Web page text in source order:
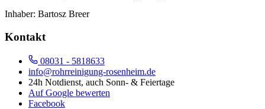
Inhaber: Bartosz Breer
Kontakt
08031 - 5818633
info@rohrreinigung-rosenheim.de
24h Notdienst, auch Sonn- & Feiertage
Auf Google bewerten
Facebook